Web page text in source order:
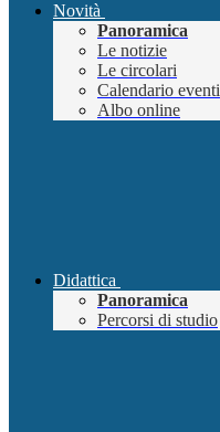
Novità
Panoramica
Le notizie
Le circolari
Calendario eventi
Albo online
Didattica
Panoramica
Percorsi di studio